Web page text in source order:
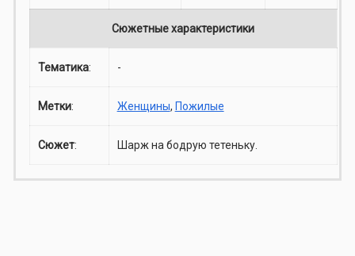
Сюжетные характеристики
Тематика: -
Метки: Женщины, Пожилые
Сюжет: Шарж на бодрую тетеньку.